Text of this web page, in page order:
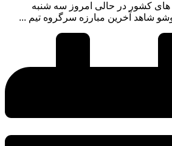
های کشور در حالی امروز سه شنبه
شاهد آخرین مبارزه سرگروه تیم ...